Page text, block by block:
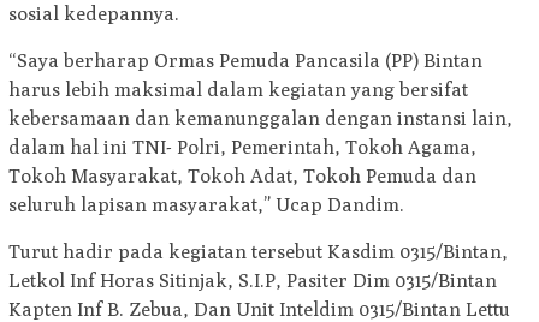
sosial kedepannya.
“Saya berharap Ormas Pemuda Pancasila (PP) Bintan
harus lebih maksimal dalam kegiatan yang bersifat
kebersamaan dan kemanunggalan dengan instansi lain,
dalam hal ini TNI- Polri, Pemerintah, Tokoh Agama,
Tokoh Masyarakat, Tokoh Adat, Tokoh Pemuda dan
seluruh lapisan masyarakat,” Ucap Dandim.
Turut hadir pada kegiatan tersebut Kasdim 0315/Bintan,
Letkol Inf Horas Sitinjak, S.I.P, Pasiter Dim 0315/Bintan
Kapten Inf B. Zebua, Dan Unit Inteldim 0315/Bintan Lettu